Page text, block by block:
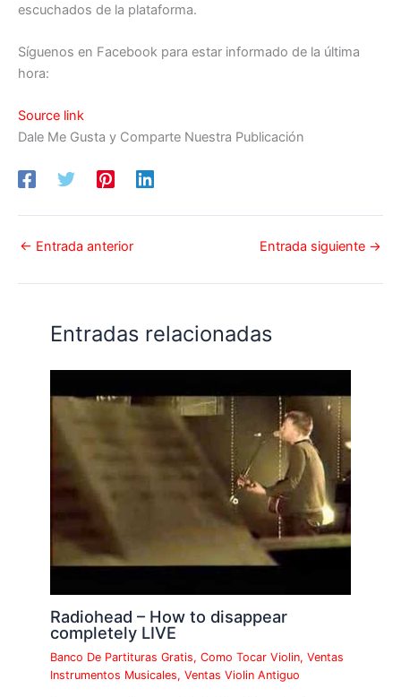
escuchados de la plataforma.
Síguenos en Facebook para estar informado de la última
hora:
Source link
Dale Me Gusta y Comparte Nuestra Publicación
← Entrada anterior Entrada siguiente →
Entradas relacionadas
Radiohead – How to disappear
completely LIVE
Banco De Partituras Gratis,Como Tocar Violin,Ventas
Instrumentos Musicales,Ventas Violin Antiguo